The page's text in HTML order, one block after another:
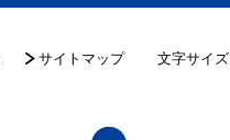
サイトマップ 文字サイズ